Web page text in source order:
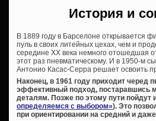
История и
В 1889 году в Барселоне открывается
пуль в своих литейных цехах, чем и
середине XX века немного отошедшая
этот раз пневматическому. И в 1950-м
Антонио Касас-Серра решает освоить
Наконец, в 1961 году приходит черед
эффективный подход, постаравшись
деталям. Позже по этому пути пойдут
определяемся с выбором»). Это
при ориентировании на средний и